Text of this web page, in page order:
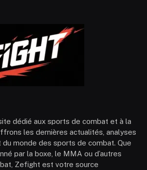
dédié aux sports de combat et à la
les dernières actualités, analyses
monde des sports de combat. Que
par la boxe, le MMA ou d’autres
Zefight est votre source